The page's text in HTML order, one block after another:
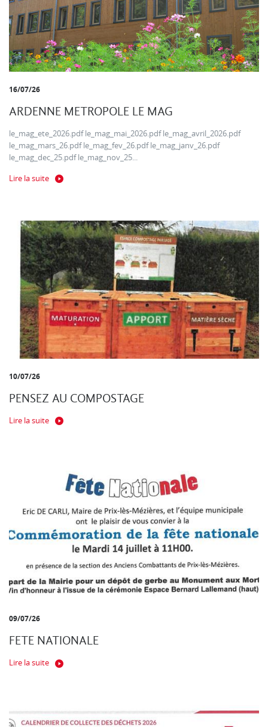
16/07/26
ARDENNE METROPOLE LE MAG
le_mag_ete_2026.pdf le_mag_mai_2026.pdf le_mag_avril_2026.pdf
le_mag_mars_26.pdf le_mag_fev_26.pdf le_mag_janv_26.pdf
le_mag_dec_25.pdf le_mag_nov_25...
Lire la suite
10/07/26
PENSEZ AU COMPOSTAGE
Lire la suite
09/07/26
FETE NATIONALE
Lire la suite